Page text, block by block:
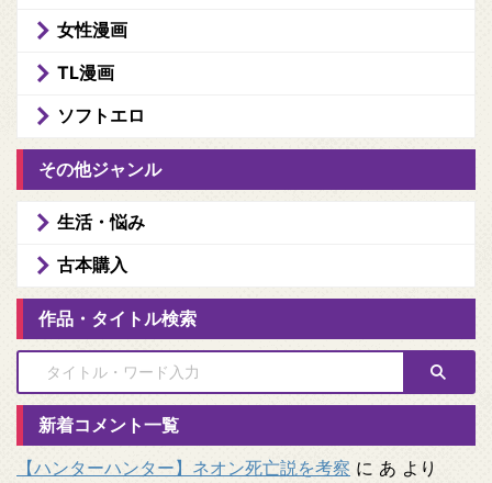
女性漫画
TL漫画
ソフトエロ
その他ジャンル
生活・悩み
古本購入
作品・タイトル検索
新着コメント一覧
【ハンターハンター】ネオン死亡説を考察 に あ より